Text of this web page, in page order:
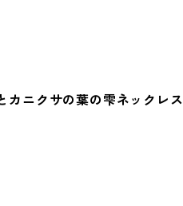
カニクサの葉の雫ネックレス